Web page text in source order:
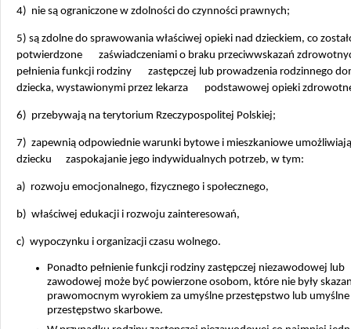
4) nie są ograniczone w zdolności do czynności prawnych;
5) są zdolne do sprawowania właściwej opieki nad dzieckiem, co
potwierdzone zaświadczeniami o braku przeciwwskazań
pełnienia funkcji rodziny zastępczej lub prowadzenia rodzinnego
dziecka, wystawionymi przez lekarza podstawowej opieki
6) przebywają na terytorium Rzeczypospolitej Polskiej;
7) zapewnią odpowiednie warunki bytowe i mieszkaniowe
dziecku zaspokajanie jego indywidualnych potrzeb, w tym:
a) rozwoju emocjonalnego, fizycznego i społecznego,
b) właściwej edukacji i rozwoju zainteresowań,
c) wypoczynku i organizacji czasu wolnego.
Ponadto pełnienie funkcji rodziny zastępczej niezawodowej lub
zawodowej może być powierzone osobom, które nie były
prawomocnym wyrokiem za umyślne przestępstwo lub umyślne
przestępstwo skarbowe.